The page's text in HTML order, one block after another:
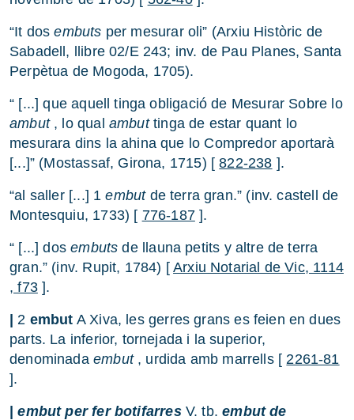
“It dosembuts per mesurar oli” (Arxiu Històric de
Sabadell, llibre 02/E 243; inv. de Pau Planes, Santa
Perpètua de Mogoda, 1705).
“ [...] que aquell tinga obligació de Mesurar Sobre lo
ambut, lo qual ambuttinga de estar quant lo
mesurara dins la ahina que lo Compredor aportarà
[...]” (Mostassaf, Girona, 1715) [822-238 ].
“al saller [...] 1embutde terra gran.” (inv. castell de
Montesquiu, 1733) [ 776-187].
“ [...] dosembuts de llauna petits y altre de terra
gran.” (inv. Rupit, 1784) [Arxiu Notarial de Vic, 1114
, f73].
|2 embut A Xiva, les gerres grans es feien en dues
parts. La inferior, tornejada i la superior,
denominada embut, urdida amb marrells [2261-81
].
|embut per fer botifarresV. tb.embut de